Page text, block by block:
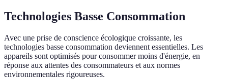
Technologies Basse Consommation
Avec une prise de conscience écologique croissante, les
technologies basse consommation deviennent essentielles. Les
appareils sont optimisés pour consommer moins d'énergie, en
réponse aux attentes des consommateurs et aux normes
environnementales rigoureuses.